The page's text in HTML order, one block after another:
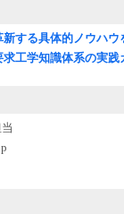
する具体的ノウハウ
求工学知識体系の実